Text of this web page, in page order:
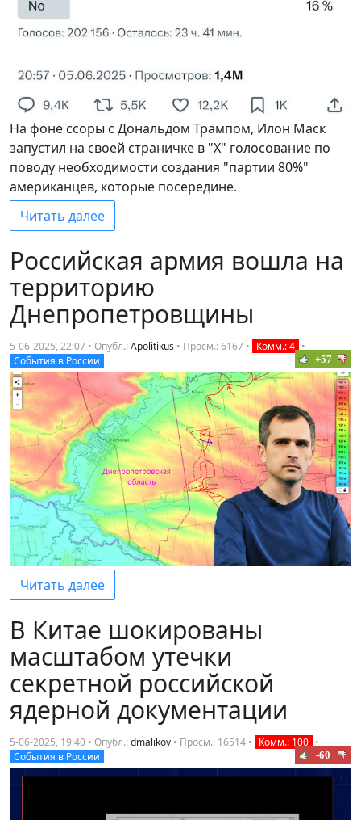
На фоне ссоры с Дональдом Трампом, Илон Маск
запустил на своей страничке в "Х" голосование по
поводу необходимости создания "партии 80%"
американцев, которые посередине.
Читать далее
Российская армия вошла на
территорию
Днепропетровщины
5-06-2025, 22:07 • Опубл.:Apolitikus • Просм.: 6167 • Комм.: 4 •
События в России
+57
Читать далее
В Китае шокированы
масштабом утечки
секретной российской
ядерной документации
5-06-2025, 19:40 • Опубл.:dmalikov • Просм.: 16514 • Комм.: 100 •
События в России
-60